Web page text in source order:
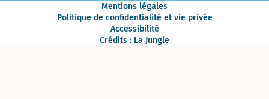
Mentions légales
Politique de confidentialité et vie privée
Accessibilité
Crédits : La Jungle